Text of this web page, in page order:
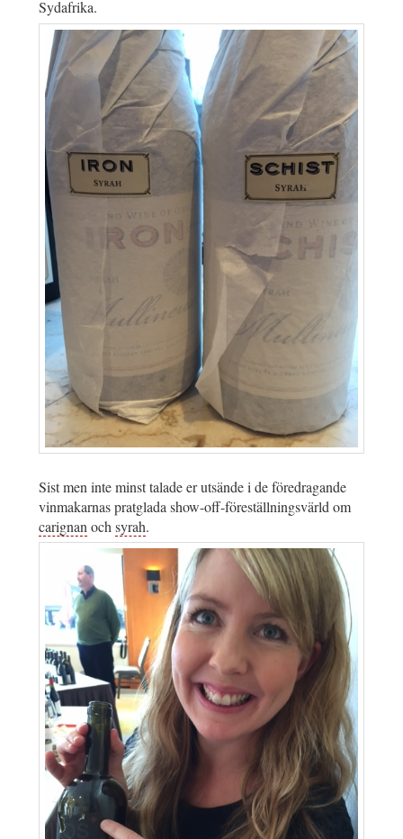
Sydafrika.
Sist men inte minst talade er utsände i de föredragande
vinmakarnas pratglada show-off-föreställningsvärld om
carignan och syrah.